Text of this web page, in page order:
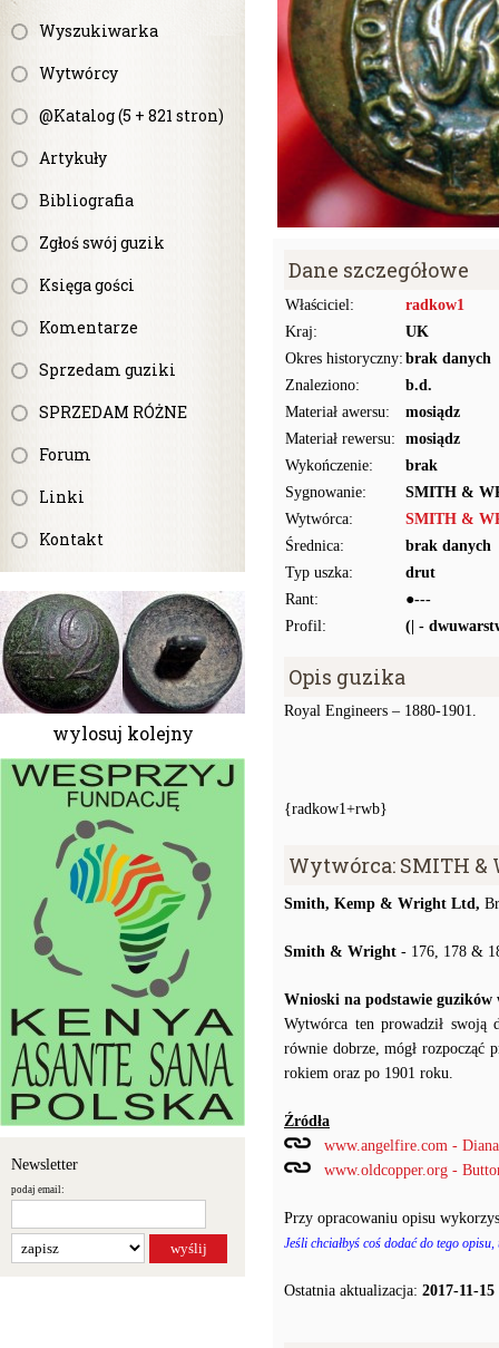
Wyszukiwarka
Wytwórcy
@Katalog (5 + 821 stron)
Artykuły
Bibliografia
Zgłoś swój guzik
Księga gości
Komentarze
Sprzedam guziki
SPRZEDAM RÓŻNE
Forum
Linki
Kontakt
wylosuj kolejny
Newsletter
podaj email:
Dane szczegółowe
Właściciel:
radkow1
Kraj:
UK
Okres historyczny: brak danych
Znaleziono:
b.d.
Materiał awersu:
mosiądz
Materiał rewersu:
mosiądz
Wykończenie:
brak
Sygnowanie:
SMITH &
Wytwórca:
SMITH &
Średnica:
brak danych
Typ uszka:
drut
Rant:
●---
Profil:
(| -
Opis guzika
Royal Engineers – 1880-1901.
{radkow1+rwb}
Wytwórca: SMITH
Smith, Kemp & Wright Ltd,
Smith & Wright - 176, 178 &
Wnioski na podstawie
Wytwórca ten prowadził swoją
równie dobrze, mógł rozpocząć
rokiem oraz po 1901 roku.
Źródła
www.angelfire.com -
www.oldcopper.org -
Przy opracowaniu opisu
Jeśli chciałbyś coś dodać do tego
Ostatnia aktualizacja: 2017-11-15